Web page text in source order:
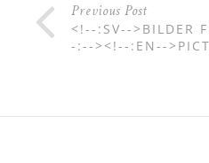
Previous Post
<!--:SV-->BILDER
-:--><!--:EN--